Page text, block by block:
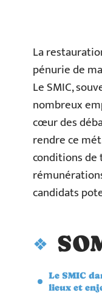
La
pénurie de
Le SMIC,
nombreux
cœur des
rendre ce
conditions de
candidats
Le SMIC
lieux et